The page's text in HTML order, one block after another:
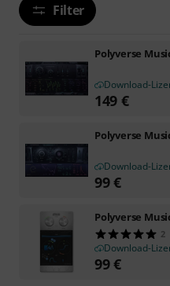
Filter
Polyverse
Download-
149 €
Polyverse
Download-
99€
Polyverse
2
Download-
99€